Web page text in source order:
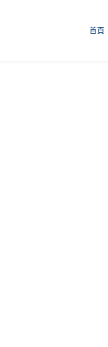
首頁